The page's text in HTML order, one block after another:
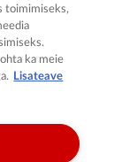
toimimiseks,
ka meie
Lisateave